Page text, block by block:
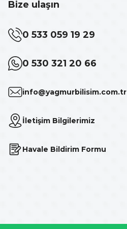
Bize ulaşın
0 533 059 19 29
0 530 321 20 66
info@yagmurbilisim.com.tr
İletişim Bilgilerimiz
Havale Bildirim Formu